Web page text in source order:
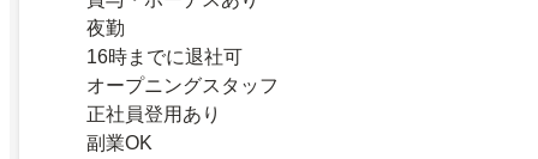
夜勤
16時までに退社可
オープニングスタッフ
正社員登用あり
副業OK